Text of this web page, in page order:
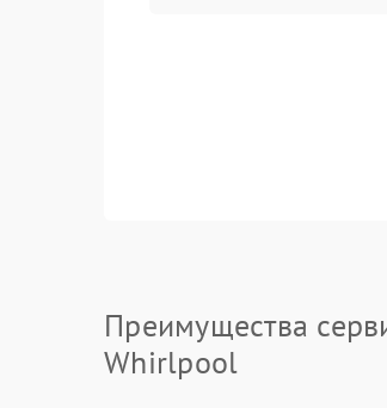
Преимущества
Whirlpool